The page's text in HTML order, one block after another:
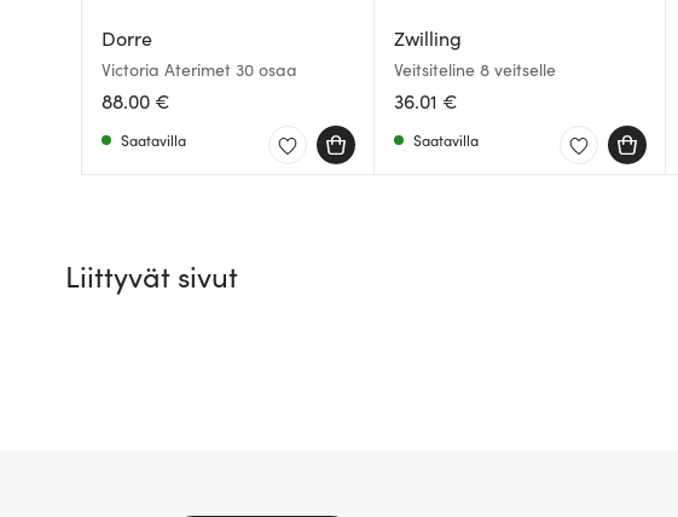
Dorre
Victoria Aterimet 30 osaa
88.00 €
Saatavilla
Zwilling
Veitsiteline 8 veitselle
36.01 €
Saatavilla
Liittyvät sivut